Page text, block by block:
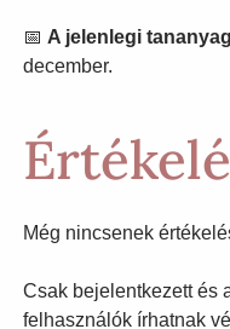
📅 A jelenlegi
december.
Még nincsenek
Csak bejelentkezett és
felhasználók írhatnak